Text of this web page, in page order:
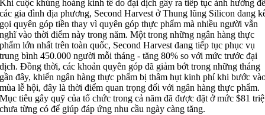
Khi cuộc khủng hoảng kinh tế do đại dịch gây ra tiếp tục ảnh hưởng
các gia đình địa phương, Second Harvest ở Thung lũng Silicon đang
gọi quyên góp tiền thay vì quyên góp thực phẩm mà nhiều người vẫn
nghĩ vào thời điểm này trong năm. Một trong những ngân hàng thực
phẩm lớn nhất trên toàn quốc, Second Harvest đang tiếp tục phục vụ
trung bình 450.000 người mỗi tháng - tăng 80% so với mức trước đại
dịch. Đồng thời, các khoản quyên góp đã giảm bớt trong những tháng
gần đây, khiến ngân hàng thực phẩm bị thâm hụt kinh phí khi bước
mùa lễ hội, đây là thời điểm quan trọng đối với ngân hàng thực phẩm.
Mục tiêu gây quỹ của tổ chức trong cả năm đã được đặt ở mức $81
chưa từng có để giúp đáp ứng nhu cầu ngày càng tăng.